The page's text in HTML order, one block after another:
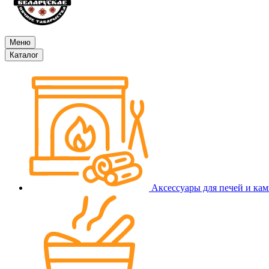
Меню
Каталог
Аксессуары для печей и